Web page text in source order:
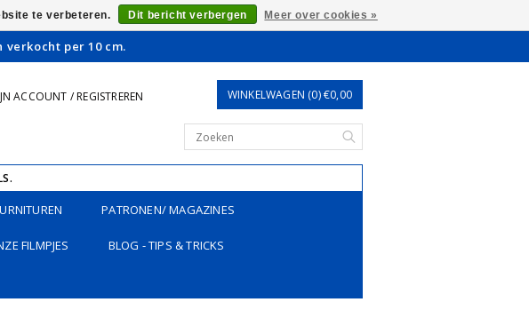
per 10 cm.
ACCOUNT / REGISTREREN WINKELWAGEN (0) €0,00
PATRONEN/ MAGAZINES
FILMPJES BLOG - TIPS & TRICKS
te verbeteren. Dit bericht verbergen Meer over cookies »